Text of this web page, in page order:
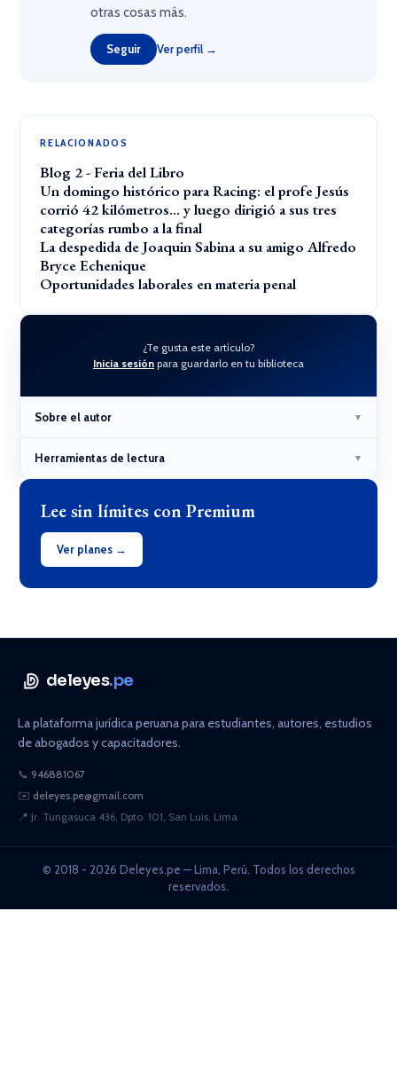
otras cosas más.
Seguir Ver perfil →
RELACIONADOS
Blog 2 - Feria del Libro
Un domingo histórico para Racing: el profe Jesús
corrió 42 kilómetros… y luego dirigió a sus tres
categorías rumbo a la final
La despedida de Joaquin Sabina a su amigo Alfredo
Bryce Echenique
Oportunidades laborales en materia penal
¿Te gusta este artículo?
Inicia sesión para guardarlo en tu biblioteca
Sobre el autor ▼
Herramientas de lectura ▼
Lee sin límites con Premium
Ver planes →
deleyes.pe
La plataforma jurídica peruana para estudiantes, autores, estudios
de abogados y capacitadores.
📞 946881067
✉️ deleyes.pe@gmail.com
📍 Jr. Tungasuca 436, Dpto. 101, San Luis, Lima
© 2018 - 2026 Deleyes.pe — Lima, Perú. Todos los derechos
reservados.